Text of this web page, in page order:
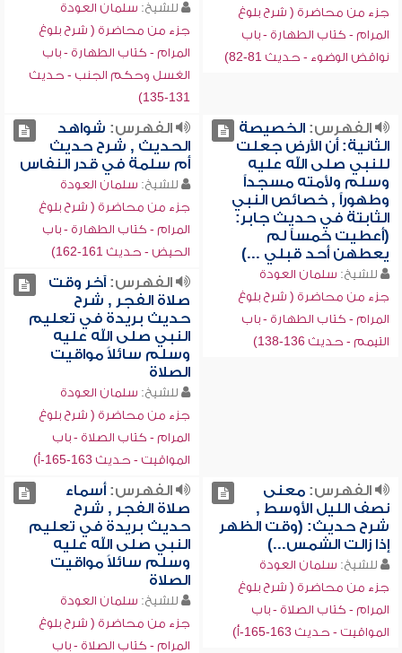
جزء من محاضرة ( شرح بلوغ
المرام - كتاب الطهارة - باب
نواقض الوضوء - حديث 81-82)
للشيخ: سلمان العودة
جزء من محاضرة ( شرح بلوغ
المرام - كتاب الطهارة - باب
الغسل وحكم الجنب - حديث
131-135)
الفهرس:الخصيصة
الثانية: أن الأرض جعلت
للنبي صلى الله عليه
وسلم ولأمته مسجداً
وطهوراً , خصائص النبي
الثابتة في حديث جابر:
(أعطيت خمساً لم
يعطهن أحد قبلي ...)
للشيخ: سلمان العودة
جزء من محاضرة ( شرح بلوغ
المرام - كتاب الطهارة - باب
التيمم - حديث 136-138)
الفهرس: شواهد
الحديث , شرح حديث
أم سلمة في قدر النفاس
للشيخ: سلمان العودة
جزء من محاضرة ( شرح بلوغ
المرام - كتاب الطهارة - باب
الحيض - حديث 161-162)
الفهرس:آخر وقت
صلاة الفجر , شرح
حديث بريدة في تعليم
النبي صلى الله عليه
وسلم سائلاً مواقيت
الصلاة
للشيخ: سلمان العودة
جزء من محاضرة ( شرح بلوغ
المرام - كتاب الصلاة - باب
المواقيت - حديث 163-165-أ)
الفهرس:معنى
نصف الليل الأوسط ,
شرح حديث: (وقت الظهر
إذا زالت الشمس...)
للشيخ: سلمان العودة
جزء من محاضرة ( شرح بلوغ
المرام - كتاب الصلاة - باب
المواقيت - حديث 163-165-أ)
الفهرس:أسماء
صلاة الفجر , شرح
حديث بريدة في تعليم
النبي صلى الله عليه
وسلم سائلاً مواقيت
الصلاة
للشيخ: سلمان العودة
جزء من محاضرة ( شرح بلوغ
المرام - كتاب الصلاة - باب